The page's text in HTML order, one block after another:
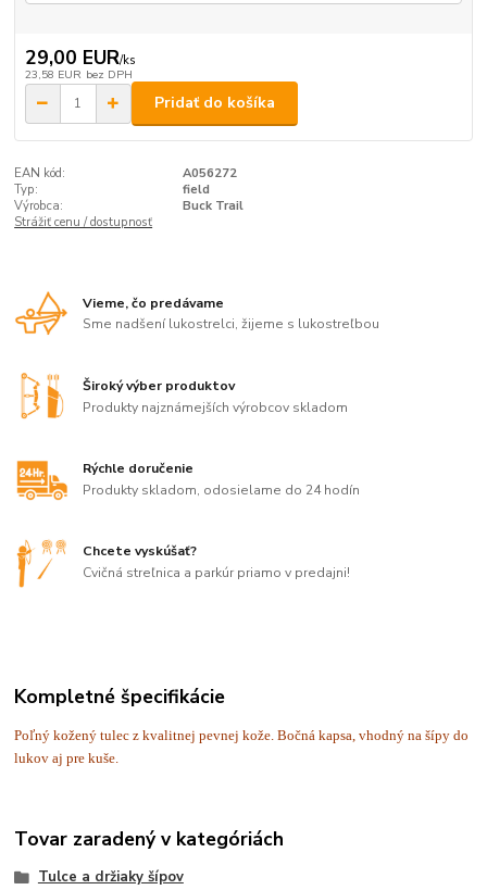
29,00 EUR/ks
23,58 EUR bez DPH
Pridať do košíka
EAN kód:
A056272
Typ:
field
Výrobca:
Buck Trail
Strážiť cenu / dostupnosť
Vieme, čo predávame
Sme nadšení lukostrelci, žijeme s lukostreľbou
Široký výber produktov
Produkty najznámejších výrobcov skladom
Rýchle doručenie
Produkty skladom, odosielame do 24 hodín
Chcete vyskúšať?
Cvičná streľnica a parkúr priamo v predajni!
Kompletné špecifikácie
Poľný kožený tulec z kvalitnej pevnej kože. Bočná kapsa, vhodný na šípy do
lukov aj pre kuše.
Tovar zaradený v kategóriách
Tulce a držiaky šípov